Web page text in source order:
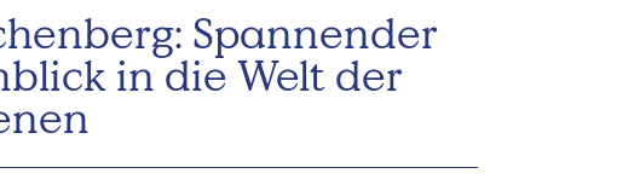
Spannender
in die Welt der